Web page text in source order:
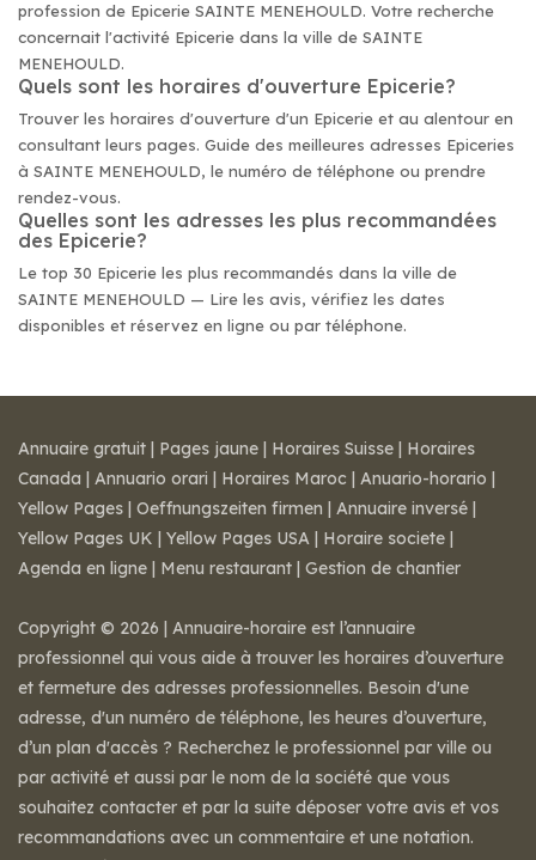
profession de Epicerie SAINTE MENEHOULD. Votre recherche
concernait l'activité Epicerie dans la ville de SAINTE
MENEHOULD.
Quels sont les horaires d'ouverture Epicerie?
Trouver les horaires d'ouverture d'un Epicerie et au alentour en
consultant leurs pages. Guide des meilleures adresses Epiceries
à SAINTE MENEHOULD, le numéro de téléphone ou prendre
rendez-vous.
Quelles sont les adresses les plus recommandées
des Epicerie?
Le top 30 Epicerie les plus recommandés dans la ville de
SAINTE MENEHOULD — Lire les avis, vérifiez les dates
disponibles et réservez en ligne ou par téléphone.
Annuaire gratuit | Pages jaune | Horaires Suisse | Horaires
Canada | Annuario orari | Horaires Maroc | Anuario-horario |
Yellow Pages | Oeffnungszeiten firmen | Annuaire inversé |
Yellow Pages UK | Yellow Pages USA | Horaire societe |
Agenda en ligne | Menu restaurant | Gestion de chantier
Copyright © 2026 | Annuaire-horaire est l’annuaire
professionnel qui vous aide à trouver les horaires d’ouverture
et fermeture des adresses professionnelles. Besoin d'une
adresse, d'un numéro de téléphone, les heures d’ouverture,
d’un plan d'accès ? Recherchez le professionnel par ville ou
par activité et aussi par le nom de la société que vous
souhaitez contacter et par la suite déposer votre avis et vos
recommandations avec un commentaire et une notation.